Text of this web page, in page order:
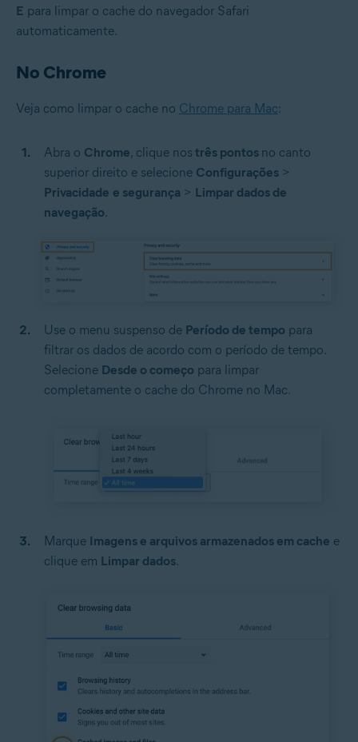
E para limpar o cache do navegador Safari
automaticamente.
No Chrome
Veja como limpar o cache no Chrome para Mac:
Abra o Chrome, clique nos três pontos no canto
superior direito e selecione Configurações >
Privacidade e segurança > Limpar dados de
navegação.
Use o menu suspenso de Período de tempo para
filtrar os dados de acordo com o período de tempo.
Selecione Desde o começo para limpar
completamente o cache do Chrome no Mac.
Marque Imagens e arquivos armazenados em cache e
clique em Limpar dados.